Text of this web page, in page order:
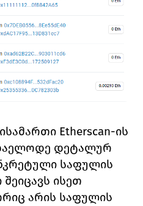
Etherscan-ის
დეტალურ
საფულის
შეიცავს ისეთ
არის საფულის